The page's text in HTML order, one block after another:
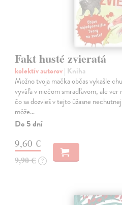
Fakt husté zvieratá
kolektív autorov| Kniha
Možno tvoja mačka občas vykašle
vyváľa v niečom smradľavom, ale
čo sa dozvieš v tejto úžasne
môže…
Do 5 dní
9,60 €
9,90 € ?